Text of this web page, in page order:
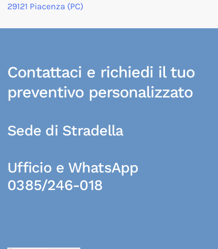
29121 Piacenza (PC)
Contattaci e richiedi il tuo
preventivo personalizzato
Sede di Stradella
Ufficio e WhatsApp
0385/246-018